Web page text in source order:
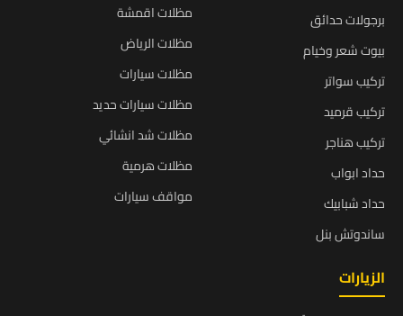
برجولات حدائق
بيوت شعر وخيام
تركيب سواتر
تركيب قرميد
تركيب هناجر
حداد ابواب
حداد شبابيك
ساندوتش بنل
مظلات اقمشة
مظلات الرياض
مظلات سيارات
مظلات سيارات حديد
مظلات شد انشائي
مظلات هرمية
مواقف سيارات
الزيارات